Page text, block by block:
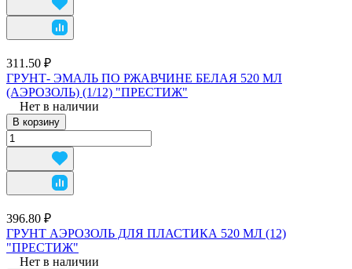
311.50 ₽
ГРУНТ- ЭМАЛЬ ПО РЖАВЧИНЕ БЕЛАЯ 520 МЛ
(АЭРОЗОЛЬ) (1/12) "ПРЕСТИЖ"
Нет в наличии
В корзину
396.80 ₽
ГРУНТ АЭРОЗОЛЬ ДЛЯ ПЛАСТИКА 520 МЛ (12)
"ПРЕСТИЖ"
Нет в наличии